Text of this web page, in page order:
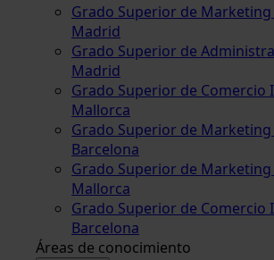
Grado Superior de
Madrid
Grado Superior de
Madrid
Grado Superior de Comercio
Mallorca
Grado Superior de
Barcelona
Grado Superior de
Mallorca
Grado Superior de Comercio
Barcelona
Áreas de conocimiento